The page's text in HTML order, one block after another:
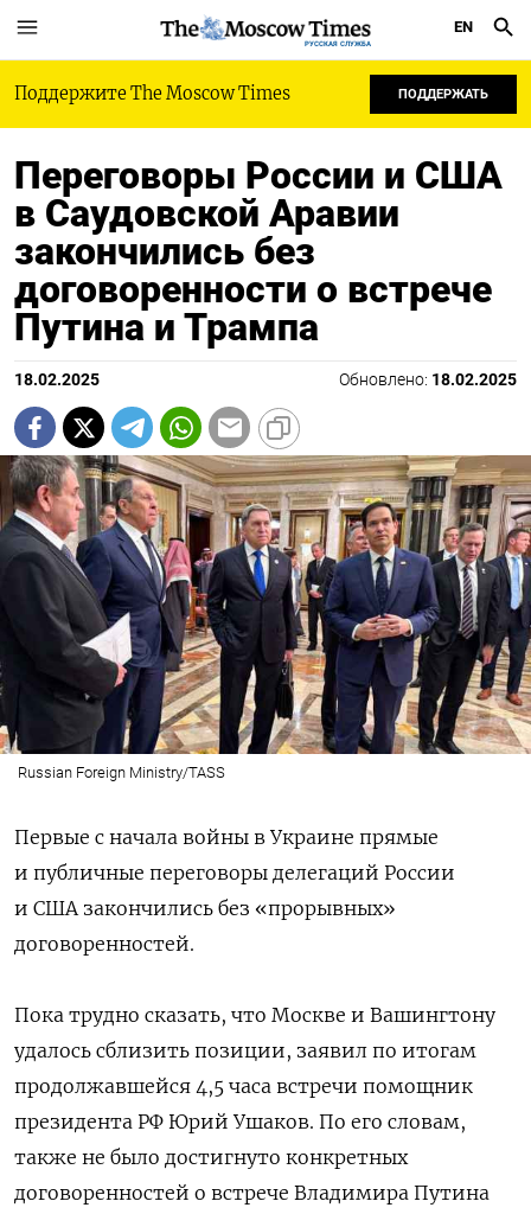
РУССКАЯ СЛУЖБА
EN
Поддержите The Moscow Times ПОДДЕРЖАТЬ
Переговоры России и США
в Саудовской Аравии
закончились без
договоренности о встрече
Путина и Трампа
18.02.2025 Обновлено: 18.02.2025
Russian Foreign Ministry/TASS
Первые с начала войны в Украине прямые
и публичные переговоры делегаций России
и США закончились без «прорывных»
договоренностей.
Пока трудно сказать, что Москве и Вашингтону
удалось сблизить позиции, заявил по итогам
продолжавшейся 4,5 часа встречи помощник
президента РФ Юрий Ушаков. По его словам,
также не было достигнуто конкретных
договоренностей о встрече Владимира Путина